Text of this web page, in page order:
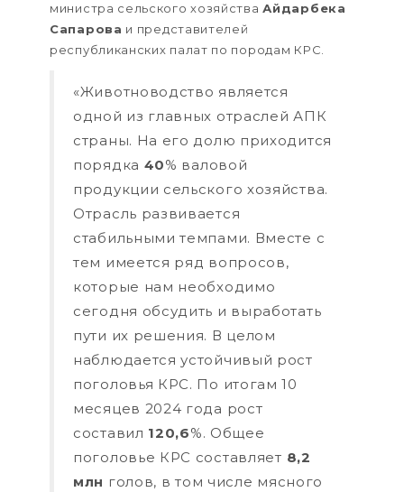
министра сельского хозяйстваАйдарбека
Сапарова и представителей
республиканских палат по породам КРС.
«Животноводство является
одной из главных отраслей АПК
страны. На его долю приходится
порядка 40% валовой
продукции сельского хозяйства.
Отрасль развивается
стабильными темпами. Вместе с
тем имеется ряд вопросов,
которые нам необходимо
сегодня обсудить и выработать
пути их решения. В целом
наблюдается устойчивый рост
поголовья КРС. По итогам 10
месяцев 2024 года рост
составил 120,6%. Общее
поголовье КРС составляет 8,2
млн голов, в том числе мясного